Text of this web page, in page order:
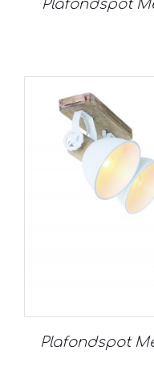
Plafondspot
Plafondspot